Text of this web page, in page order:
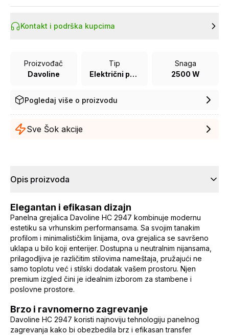
Kontakt i podrška kupcima
Proizvođač
Davoline
Tip
Električni panel radijator
Snaga
2500 W
Pogledaj više o proizvodu
Sve Šok akcije
Opis proizvoda
Elegantan i efikasan dizajn
Panelna grejalica Davoline HC 2947 kombinuje modernu
estetiku sa vrhunskim performansama. Sa svojim tanakim
profilom i minimalističkim linijama, ova grejalica se savršeno
uklapa u bilo koji enterijer. Dostupna u neutralnim nijansama,
prilagodljiva je različitim stilovima nameštaja, pružajući ne
samo toplotu već i stilski dodatak vašem prostoru. Njen
premium izgled čini je idealnim izborom za stambene i
poslovne prostore.
Brzo i ravnomerno zagrevanje
Davoline HC 2947 koristi najnoviju tehnologiju panelnog
zagrevanja kako bi obezbedila brz i efikasan transfer